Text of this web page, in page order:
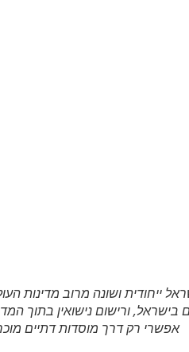
ייחודית ושונה מרוב מדינות העולם.
בישראל, ורישום נישואין בתוך המדינה
אפשרי רק דרך מוסדות דתיים מוכרים